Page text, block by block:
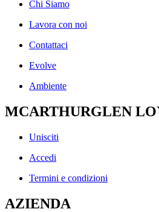
Chi Siamo
Lavora con noi
Contattaci
Evolve
Ambiente
MCARTHURGLEN
Unisciti
Accedi
Termini e condizioni
AZIENDA